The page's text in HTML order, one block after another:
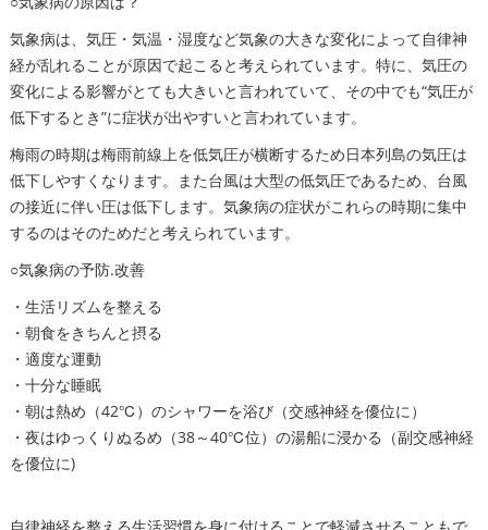
気象病は、気圧・気温・湿度など気象の大きな変化によって自律神
経が乱れることが原因で起こると考えられています。特に、気圧の
変化による影響がとても大きいと言われていて、その中でも“気圧が
低下するとき”に症状が出やすいと言われています。
梅雨の時期は梅雨前線上を低気圧が横断するため日本列島の気圧は
低下しやすくなります。また台風は大型の低気圧であるため、台風
の接近に伴い圧は低下します。気象病の症状がこれらの時期に集中
するのはそのためだと考えられています。
○気象病の予防.改善
・生活リズムを整える
・朝食をきちんと摂る
・適度な運動
・十分な睡眠
・朝は熱め（42℃）のシャワーを浴び（交感神経を優位に）
・夜はゆっくりぬるめ（38～40℃位）の湯船に浸かる（副交感神経
を優位に)